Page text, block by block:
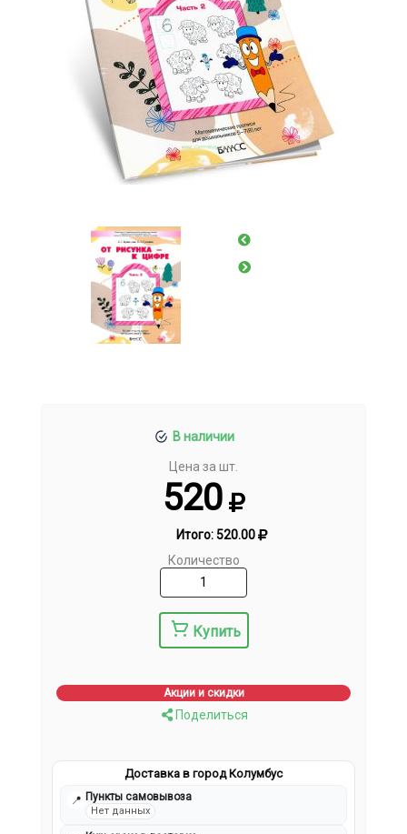
В наличии
Цена за шт.
520
Итого:520.00
Количество
Купить
Акции и скидки
Поделиться
Доставка в город Колумбус
📍 Пункты самовывоза
Нет данных